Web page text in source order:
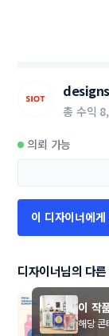
총 수익
의뢰 가능
이 디자이너에게
디자이너님의 다
이 작
해당 콘